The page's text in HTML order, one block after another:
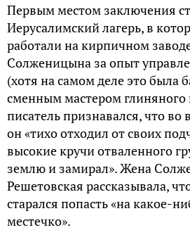
Первым местом заключения
Иерусалимский лагерь, в
работали на кирпичном
Солженицына за опыт
(хотя на самом деле это была
сменным мастером глиняного
писатель признавался, что
он «тихо отходил от своих
высокие кручи отваленного
землю и замирал». Жена
Решетовская рассказывала,
старался попасть «на какое-
местечко».